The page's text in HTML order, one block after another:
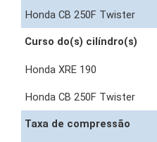
Curso do(s) cilíndro(s)
Taxa de compressão